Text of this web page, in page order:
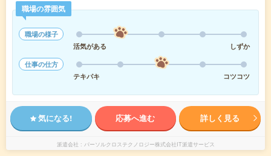
職場の雰囲気
職場の様子
活気がある
しずか
仕事の仕方
テキパキ
コツコツ
気になる! 応募へ進む 詳しく見る
派遣会社 パーソルクロステクノロジー株式会社IT派遣サービス